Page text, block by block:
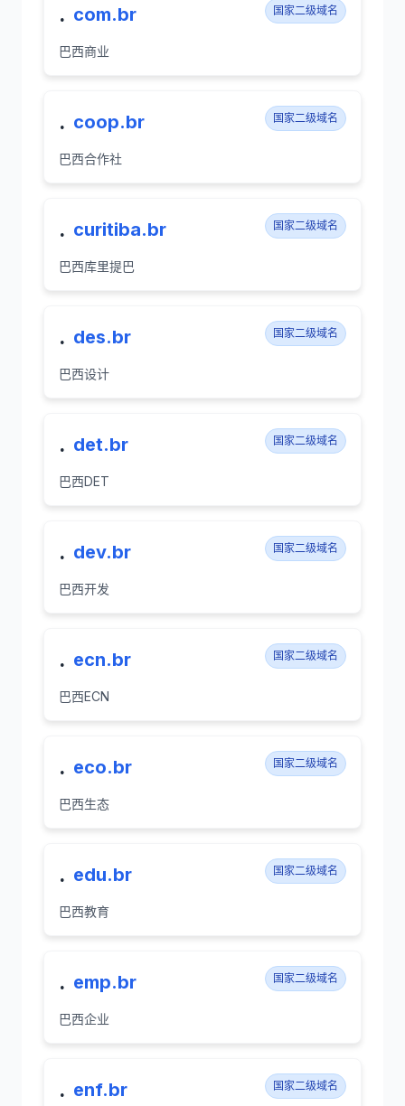
. com.br 国家二级域名
巴西商业
. coop.br 国家二级域名
巴西合作社
. curitiba.br 国家二级域名
巴西库里提巴
. des.br 国家二级域名
巴西设计
. det.br 国家二级域名
巴西DET
. dev.br 国家二级域名
巴西开发
. ecn.br 国家二级域名
巴西ECN
. eco.br 国家二级域名
巴西生态
. edu.br 国家二级域名
巴西教育
. emp.br 国家二级域名
巴西企业
. enf.br 国家二级域名